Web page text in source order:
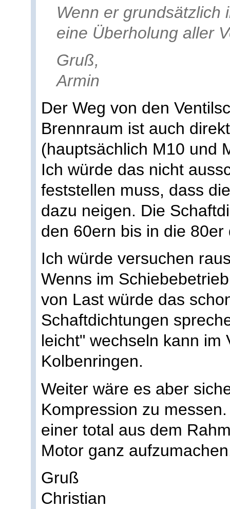
Wenn er grundsätzlich
eine Überholung aller
Gruß,
Armin
Der Weg von den
Brennraum ist auch
(hauptsächlich M10 und
Ich würde das nicht
feststellen muss, dass
dazu neigen. Die
den 60ern bis in die
Ich würde versuchen
Wenns im
von Last würde das
Schaftdichtungen
leicht" wechseln kann im
Kolbenringen.
Weiter wäre es aber
Kompression zu
einer total aus dem
Motor ganz
Gruß
Christian